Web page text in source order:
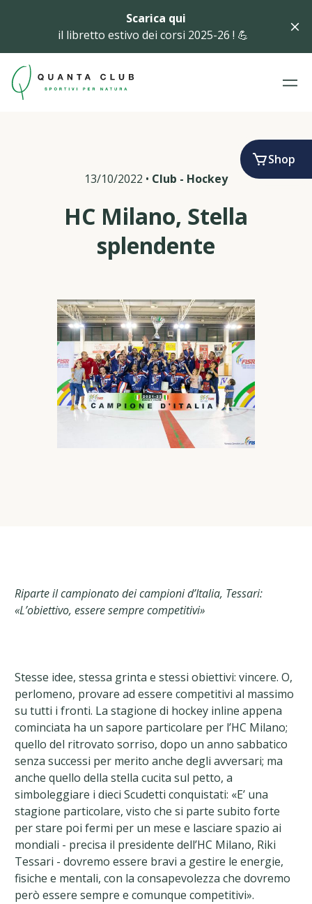
Scarica qui
il libretto estivo dei corsi 2025-26 ! 💪
Shop
13/10/2022 • Club - Hockey
HC Milano, Stella
splendente
Riparte il campionato dei campioni d’Italia, Tessari:
«L’obiettivo, essere sempre competitivi»
Stesse idee, stessa grinta e stessi obiettivi: vincere. O,
perlomeno, provare ad essere competitivi al massimo
su tutti i fronti. La stagione di hockey inline appena
cominciata ha un sapore particolare per l’HC Milano;
quello del ritrovato sorriso, dopo un anno sabbatico
senza successi per merito anche degli avversari; ma
anche quello della stella cucita sul petto, a
simboleggiare i dieci Scudetti conquistati: «E’ una
stagione particolare, visto che si parte subito forte
per stare poi fermi per un mese e lasciare spazio ai
mondiali - precisa il presidente dell’HC Milano, Riki
Tessari - dovremo essere bravi a gestire le energie,
fisiche e mentali, con la consapevolezza che dovremo
però essere sempre e comunque competitivi».